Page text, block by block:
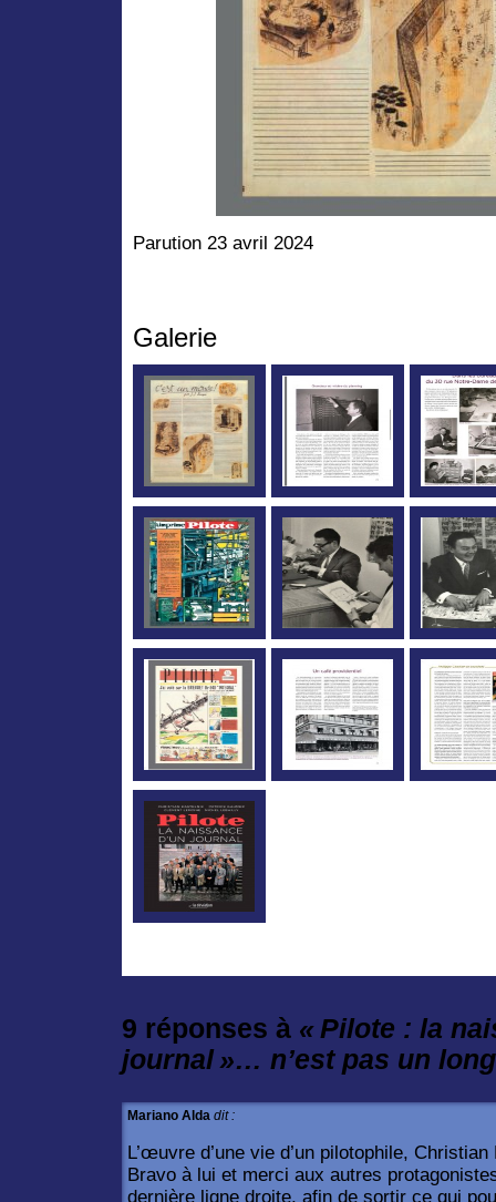
Parution 23 avril 2024
Galerie
9 réponses à « Pilote : la
journal »… n’est pas un
Mariano Alda dit :
L’œuvre d’une vie d’un pilotophile,
Bravo à lui et merci aux autres
dernière ligne droite, afin de sortir ce qui